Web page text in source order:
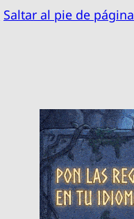
Saltar al pie de página